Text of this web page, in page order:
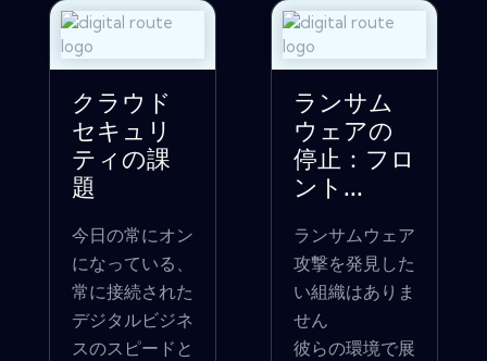
クラウド
セキュリ
ティの課
題
今日の常にオン
になっている、
常に接続された
デジタルビジネ
スのスピードと
ランサム
ウェアの
停止：フロ
ント...
ランサムウェア
攻撃を発見した
い組織はありま
せん
彼らの環境で展